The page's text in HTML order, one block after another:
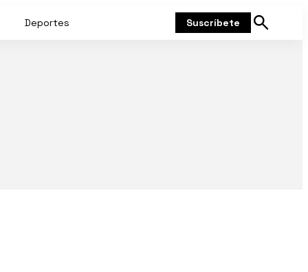
Deportes Suscríbete
Mostrar